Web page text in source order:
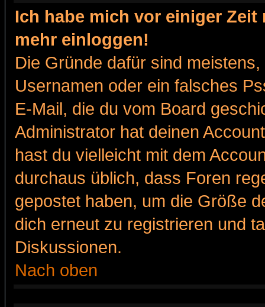
Ich habe mich vor einiger
mehr einloggen!
Die Gründe dafür sind
Usernamen oder ein falsches
E-Mail, die du vom Board
Administrator hat deinen
hast du vielleicht mit dem
durchaus üblich, dass Foren
gepostet haben, um die Größe
dich erneut zu registrieren und
Diskussionen.
Nach oben